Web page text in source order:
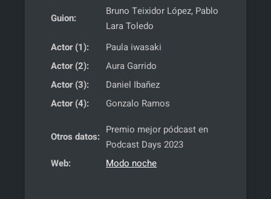
Guion:
Bruno Teixidor López, Pablo
Lara Toledo
Actor (1):
Paula iwasaki
Actor (2):
Aura Garrido
Actor (3):
Daniel Ibañez
Actor (4):
Gonzalo Ramos
Otros datos:
Premio mejor pódcast en
Podcast Days 2023
Web:
Modo noche